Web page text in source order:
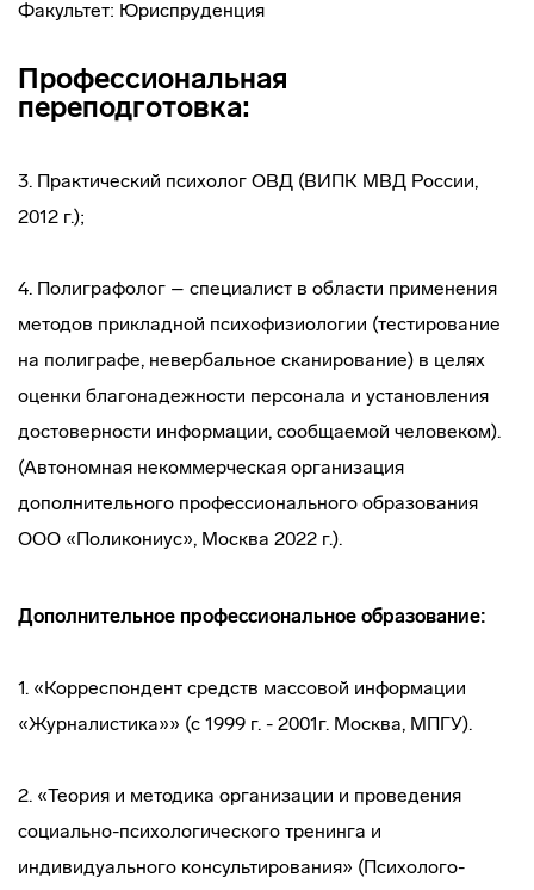
Факультет: Юриспруденция
Профессиональная
переподготовка:
3. Практический психолог ОВД (ВИПК МВД России,
2012 г.);
4. Полиграфолог – специалист в области применения
методов прикладной психофизиологии (тестирование
на полиграфе, невербальное сканирование) в целях
оценки благонадежности персонала и установления
достоверности информации, сообщаемой человеком).
(Автономная некоммерческая организация
дополнительного профессионального образования
ООО «Поликониус», Москва 2022 г.).
Дополнительное профессиональное образование:
1. «Корреспондент средств массовой информации
«Журналистика»» (с 1999 г. - 2001г. Москва, МПГУ).
2. «Теория и методика организации и проведения
социально-психологического тренинга и
индивидуального консультирования» (Психолого-